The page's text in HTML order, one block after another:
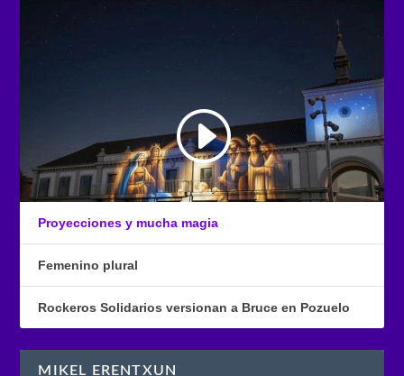
Proyecciones y mucha magia
Femenino plural
Rockeros Solidarios versionan a Bruce en Pozuelo
MIKEL ERENTXUN